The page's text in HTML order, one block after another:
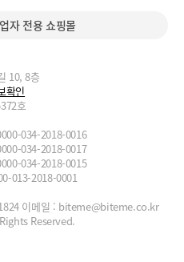
자 전용 쇼핑몰
10, 8층
확인
호
034-2018-0016
034-2018-0017
034-2018-0015
013-2018-0001
이메일 : biteme@biteme.co.kr
Reserved.